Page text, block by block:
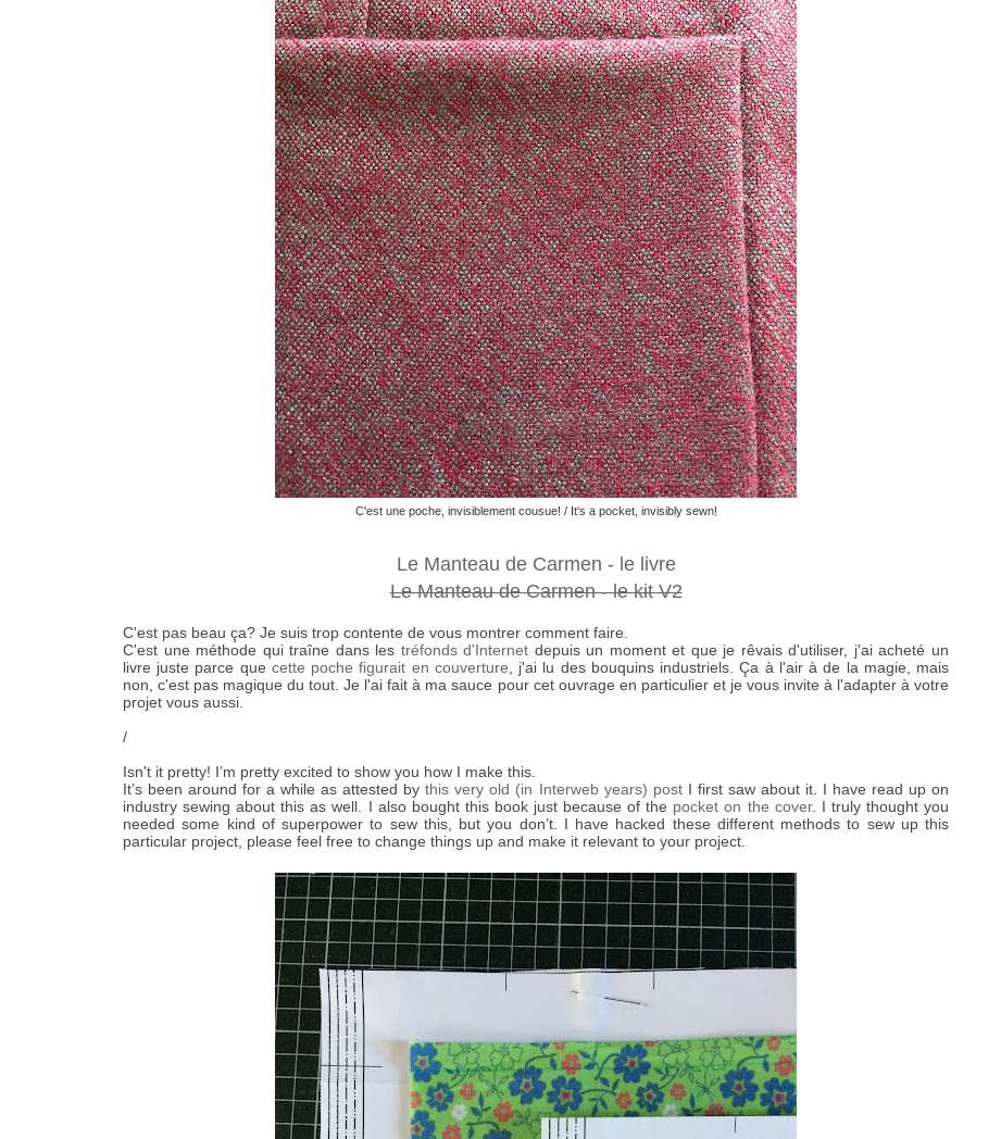
C'est une poche, invisiblement cousue! / It's a pocket, invisibly sewn!
Le Manteau de Carmen - le livre
Le Manteau de Carmen - le kit V2
C'est pas beau ça? Je suis trop contente de vous montrer comment faire.
C'est une méthode qui traîne dans les tréfonds d'Internet depuis un moment et que je rêvais d'utiliser, j'ai acheté un
livre juste parce que cette poche figurait en couverture, j'ai lu des bouquins industriels. Ça à l'air à de la magie, mais
non, c'est pas magique du tout. Je l'ai fait à ma sauce pour cet ouvrage en particulier et je vous invite à l'adapter à votre
projet vous aussi.
/
Isn't it pretty! I’m pretty excited to show you how I make this.
It’s been around for a while as attested bythis very old (in Interweb years) postI first saw about it. I have read up on
industry sewing about this as well. I also bought this book just because of the pocket on the cover. I truly thought you
needed some kind of superpower to sew this, but you don’t. I have hacked these different methods to sew up this
particular project, please feel free to change things up and make it relevant to your project.